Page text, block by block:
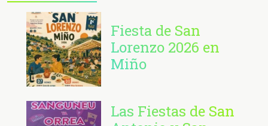
Fiesta de San
Lorenzo 2026 en
Miño
Las Fiestas de San